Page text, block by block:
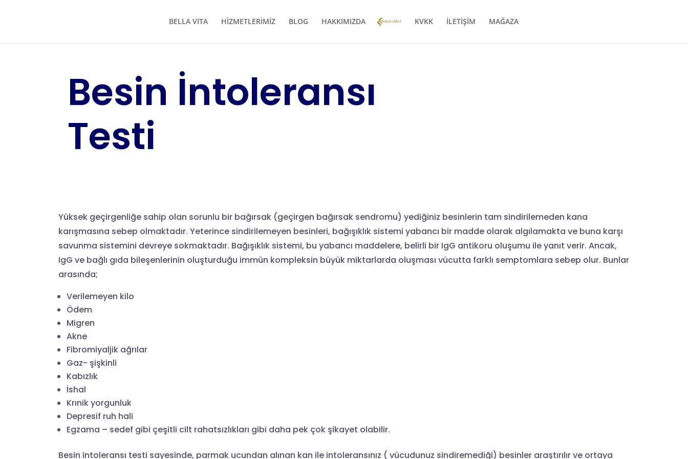
BELLA VITA HİZMETLERİMİZ BLOG HAKKIMIZDA KVKK İLETİŞİM MAĞAZA
Besin İntoleransı
Testi
Yüksek geçirgenliğe sahip olan sorunlu bir bağırsak (geçirgen bağırsak sendromu) yediğiniz besinlerin tam sindirilemeden kana
karışmasına sebep olmaktadır. Yeterince sindirilemeyen besinleri, bağışıklık sistemi yabancı bir madde olarak algılamakta ve buna karşı
savunma sistemini devreye sokmaktadır. Bağışıklık sistemi, bu yabancı maddelere, belirli bir IgG antikoru oluşumu ile yanıt verir. Ancak,
IgG ve bağlı gıda bileşenlerinin oluşturduğu immün kompleksin büyük miktarlarda oluşması vücutta farklı semptomlara sebep olur. Bunlar
arasında;
Verilemeyen kilo
Ödem
Migren
Akne
Fibromiyaljik ağrılar
Gaz- şişkinli
Kabızlık
İshal
Krınik yorgunluk
Depresif ruh hali
Egzama – sedef gibi çeşitli cilt rahatsızlıkları gibi daha pek çok şikayet olabilir.
Besin intoleransı testi sayesinde, parmak ucundan alınan kan ile intoleransınız ( vücudunuz sindiremediği) besinler araştırılır ve ortaya